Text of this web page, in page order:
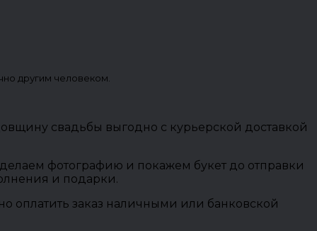
другим человеком.
свадьбы выгодно с курьерской доставкой
фотографию и покажем букет до отправки
и подарки.
оплатить заказ наличными или банковской